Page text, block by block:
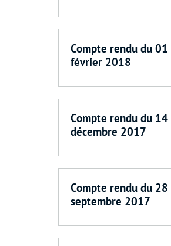
Compte rendu du 01
février 2018
Compte rendu du 14
décembre 2017
Compte rendu du 28
septembre 2017